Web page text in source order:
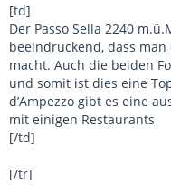
[td]
Der Passo Sella 2240
beeindruckend, dass
macht. Auch die beiden
und somit ist dies eine
d’Ampezzo gibt es eine
mit einigen Restaurants
[/td]
[/tr]